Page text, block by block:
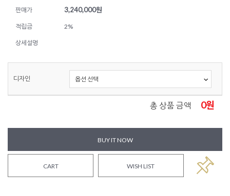
판매가 3,240,000원
적립금 2%
상세설명
디자인
총 상품 금액 0원
BUY IT NOW
CART WISH LIST